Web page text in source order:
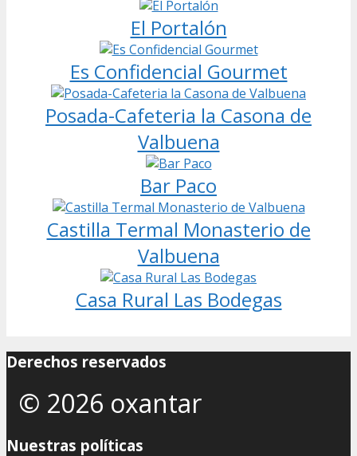
El Portalón
Es Confidencial Gourmet
Posada-Cafeteria la Casona de
Valbuena
Bar Paco
Castilla Termal Monasterio de
Valbuena
Casa Rural Las Bodegas
Derechos reservados
© 2026 oxantar
Nuestras políticas